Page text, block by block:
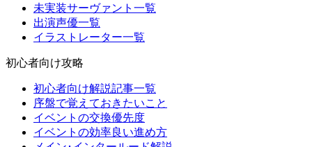
未実装サーヴァント一覧
出演声優一覧
イラストレーター一覧
初心者向け攻略
初心者向け解説記事一覧
序盤で覚えておきたいこと
イベントの交換優先度
イベントの効率良い進め方